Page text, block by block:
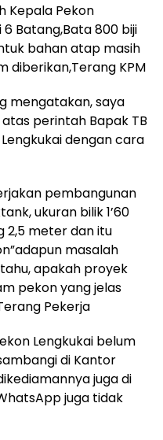
Kepala Pekon
6 Batang,Bata 800 biji
bahan atap masih
diberikan,Terang KPM
mengatakan, saya
perintah Bapak TB
dengan cara
pembangunan
ukuran bilik 1’60
2,5 meter dan itu
masalah
apakah proyek
pekon yang jelas
Pekerja
Lengkukai belum
di Kantor
juga di
juga tidak